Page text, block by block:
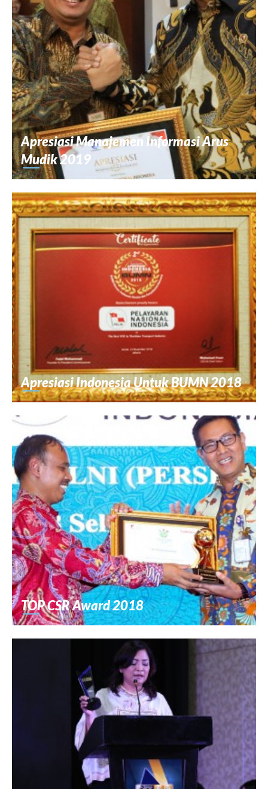
Apresiasi Manajemen Informasi Arus
Mudik 2019
Apresiasi Indonesia Untuk BUMN 2018
TOP CSR Award 2018